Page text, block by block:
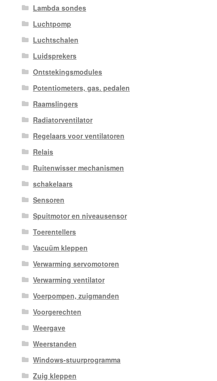
Lambda sondes
Luchtpomp
Luchtschalen
Luidsprekers
Ontstekingsmodules
Potentiometers, gas. pedalen
Raamslingers
Radiatorventilator
Regelaars voor ventilatoren
Relais
Ruitenwisser mechanismen
schakelaars
Sensoren
Spuitmotor en niveausensor
Toerentellers
Vacuüm kleppen
Verwarming servomotoren
Verwarming ventilator
Voerpompen, zuigmanden
Voorgerechten
Weergave
Weerstanden
Windows-stuurprogramma
Zuig kleppen